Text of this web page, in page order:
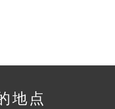
地点